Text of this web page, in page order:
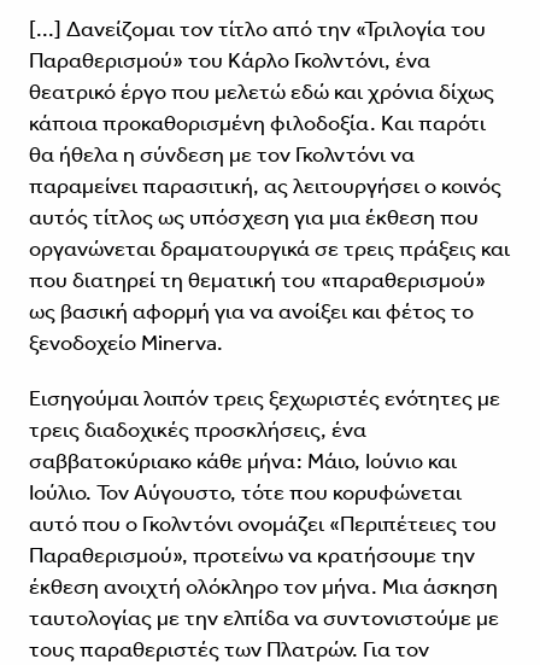
[...] Δανείζομαι τον τίτλο από την «Τριλογία του
Παραθερισμού» του Κάρλο Γκολντόνι, ένα
θεατρικό έργο που μελετώ εδώ και χρόνια δίχως
κάποια προκαθορισμένη φιλοδοξία. Και παρότι
θα ήθελα η σύνδεση με τον Γκολντόνι να
παραμείνει παρασιτική, ας λειτουργήσει ο κοινός
αυτός τίτλος ως υπόσχεση για μια έκθεση που
οργανώνεται δραματουργικά σε τρεις πράξεις και
που διατηρεί τη θεματική του «παραθερισμού»
ως βασική αφορμή για να ανοίξει και φέτος το
ξενοδοχείο Minerva.
Εισηγούμαι λοιπόν τρεις ξεχωριστές ενότητες με
τρεις διαδοχικές προσκλήσεις, ένα
σαββατοκύριακο κάθε μήνα: Μάιο, Ιούνιο και
Ιούλιο. Τον Αύγουστο, τότε που κορυφώνεται
αυτό που ο Γκολντόνι ονομάζει «Περιπέτειες του
Παραθερισμού», προτείνω να κρατήσουμε την
έκθεση ανοιχτή ολόκληρο τον μήνα. Μια άσκηση
ταυτολογίας με την ελπίδα να συντονιστούμε με
τους παραθεριστές των Πλατρών. Για τον